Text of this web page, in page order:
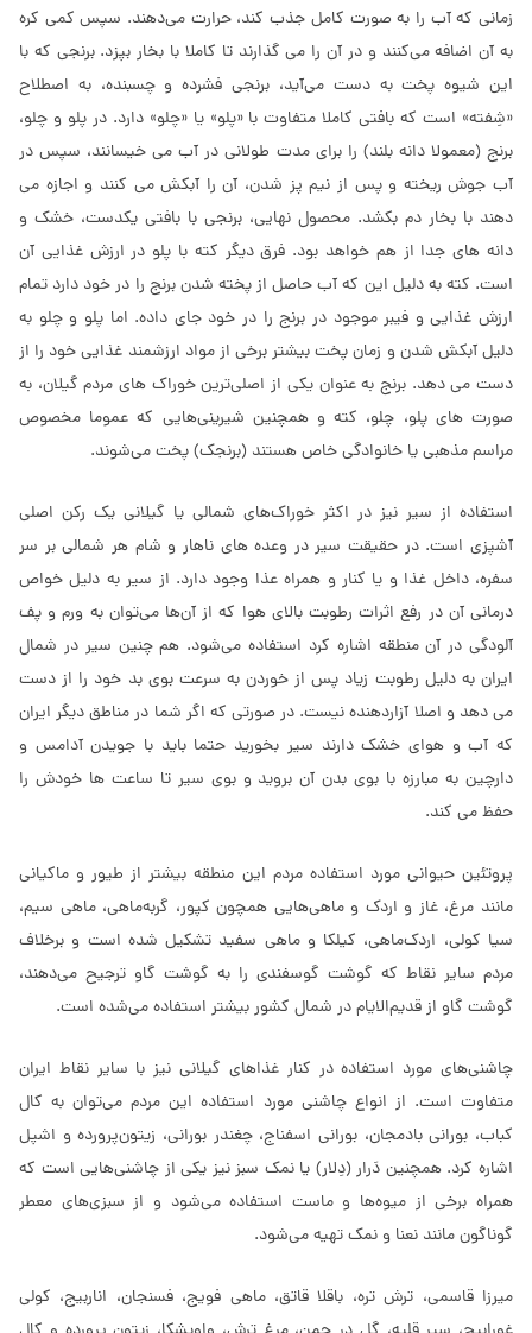
زمانی‌ که آب را به صورت کامل جذب کند، حرارت می‌‌دهند. سپس کمی‌ کره
به آن اضافه می‌‌کنند و در آن را می گذارند تا کاملا با بخار بپزد. برنجی که با
این شیوه پخت به دست می‌‌آید، برنجی فشرده و چسبنده، به اصطلاح
«شِفته» است که بافتی کاملا متفاوت با «پلو» یا «چلو» دارد. در پلو و چلو،
برنج (معمولا دانه بلند) را برای مدت طولانی‌ در آب می خیسانند، سپس در
آب جوش ریخته و پس از نیم پز شدن، آن را آبکش می کنند و اجازه می
دهند با بخار دم بکشد. محصول نهایی، برنجی با بافتی یکدست، خشک و
دانه ‌های جدا از هم خواهد بود. فرق دیگر کته با پلو در ارزش غذایی آن
است. کته به دلیل این که آب حاصل از پخته شدن برنج را در خود دارد تمام
ارزش غذایی و فیبر موجود در برنج را در خود جای داده. اما پلو و چلو به
دلیل آبکش شدن و زمان پخت بیشتر برخی از مواد ارزشمند غذایی خود را از
دست می دهد. برنج به عنوان یکی‌ از اصلی‌‌ترین خوراک‌ های مردم گیلان، به
صورت های پلو، چلو، کته و همچنین شیرینی‌‌هایی‌ که عموما مخصوص
مراسم مذهبی‌ یا خانواد‌گی خاص هستند (برنجک) پخت می‌‌شوند.
استفاده از سیر نیز در اکثر خوراک‌های شمالی یا گیلانی یک رکن اصلی
آشپزی است. در حقیقت سیر در وعده های ناهار و شام هر شمالی بر سر
سفره، داخل غذا و یا کنار و همراه عذا وجود دارد. از سیر به دلیل خواص
درمانی آن در رفع اثرات رطوبت بالای هوا که از آن‌ها می‌توان به ورم و پف
آلودگی در آن منطقه اشاره کرد استفاده می‌شود. هم چنین سیر در شمال
ایران به دلیل رطوبت زیاد پس از خوردن به سرعت بوی بد خود را از دست
می دهد و اصلا آزاردهنده نیست. در صورتی که اگر شما در مناطق دیگر ایران
که آب و هوای خشک دارند سیر بخورید حتما باید با جویدن آدامس و
دارچین به مبارزه با بوی بدن آن بروید و بوی سیر تا ساعت ها خودش را
حفظ می کند.
پروتئین حیوانی مورد استفاده مردم این منطقه بیشتر از طیور و ماکیانی
مانند مرغ، غاز و اردک و ماهی‌هایی همچون کپور، گربه‌ماهی، ماهی سیم،
سیا کولی، اردک‌ماهی، کیلکا و ماهی سفید تشکیل شده است و برخلاف
مردم سایر نقاط که گوشت گوسفندی را به گوشت گاو ترجیح می‌دهند،
گوشت گاو از قدیم‌الایام در شمال کشور بیشتر استفاده می‌شده است.
چاشنی‌های مورد استفاده در کنار غذاهای گیلانی نیز با سایر نقاط ایران
متفاوت است. از انواع چاشنی مورد استفاده این مردم می‌توان به کال
کباب، بورانی بادمجان، بورانی اسفناج، چغندر بورانی، زیتون‌پرورده و اشپل
اشاره کرد. همچنین دَرار (دِلار) یا نمک سبز نیز یکی از چاشنی‌هایی است که
همراه برخی از میوه‌ها و ماست استفاده می‌شود و از سبزی‌های معطر
گوناگون مانند نعنا و نمک تهیه می‌شود.
میرزا قاسمی، ترش تره، باقلا قاتق، ماهی فویج، فسنجان، اناربیج، کولی